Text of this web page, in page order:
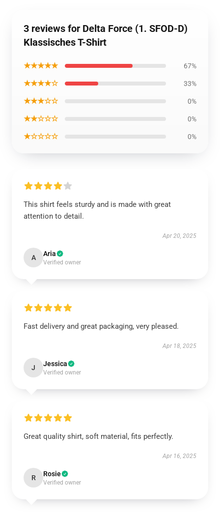
3 reviews for Delta Force (1. SFOD-D)
Klassisches T-Shirt
★★★★★ 67%
★★★★☆ 33%
★★★☆☆ 0%
★★☆☆☆ 0%
★☆☆☆☆ 0%
This shirt feels sturdy and is made with great
attention to detail.
Apr 20, 2025
A Aria
Verified owner
Fast delivery and great packaging, very pleased.
Apr 18, 2025
J Jessica
Verified owner
Great quality shirt, soft material, fits perfectly.
Apr 16, 2025
R Rosie
Verified owner